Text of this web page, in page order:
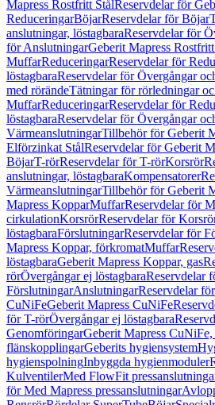
Mapress Rostfritt StålReservdelar för
ReduceringarBöjarReservdelar för Böjar
anslutningar, löstagbaraReservdelar för
för AnslutningarGeberit Mapress
MuffarReduceringarReservdelar för
löstagbaraReservdelar för Övergångar
med rörändeTätningar för rörledningar
MuffarReduceringarReservdelar för
löstagbaraReservdelar för Övergångar
VärmeanslutningarTillbehör för Geberit
Elförzinkat StålReservdelar för Geberit
BöjarT-rörReservdelar för T-rörKorsrör
anslutningar, löstagbaraKompensatorer
VärmeanslutningarTillbehör för Geberit
Mapress KopparMuffarReservdelar för
cirkulationKorsrörReservdelar för
löstagbaraFörslutningarReservdelar för
Mapress Koppar, förkromatMuffar
löstagbaraGeberit Mapress Koppar, gas
rörÖvergångar ej löstagbaraReservdelar
FörslutningarAnslutningarReservdelar
CuNiFeGeberit Mapress CuNiFe
för T-rörÖvergångar ej löstagbara
GenomföringarGeberit Mapress
flänskopplingarGeberits hygiensystem
hygienspolningInbyggda hygienmoduler
KulventilerMed FlowFit
för Med Mapress pressanslutningar